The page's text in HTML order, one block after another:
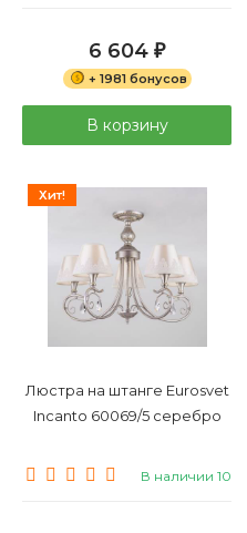
6 604 ₽
+ 1981 бонусов
В корзину
Хит!
Люстра на штанге Eurosvet
Incanto 60069/5 серебро
В наличии 10